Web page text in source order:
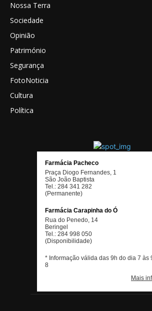
Nossa Terra
Sociedade
Opinião
Património
Segurança
FotoNoticia
Cultura
Política